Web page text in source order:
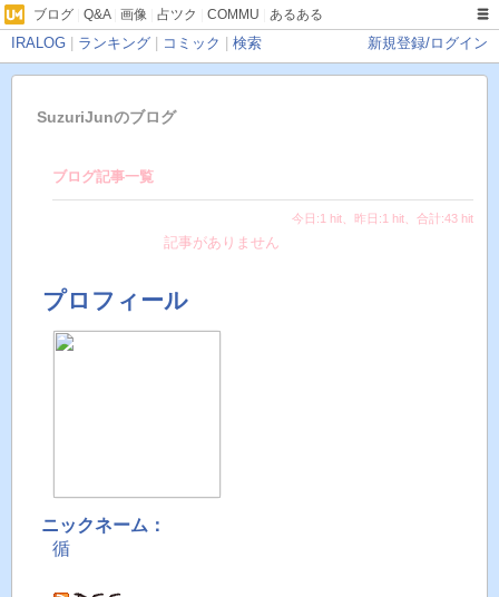
ブログ Q&A| 画像 占ツク COMMU あるある
IRALOG ランキング コミック 検索 新規登録/ログイン
SuzuriJunのブログ
ブログ記事一覧
今日:1 hit、昨日:1 hit、合計:43 hit
記事がありません
プロフィール
ニックネーム：
循